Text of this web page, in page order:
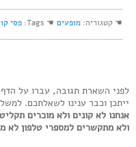
☚ קטגוריה: מופעים ☚ Tags: פסי
לפני השארת תגובה, עברו על הדף
ייתכן וכבר ענינו לשאלתכם.
אנחנו לא קונים ולא מוכרים
ולא מתקשרים למספרי טלפון לא